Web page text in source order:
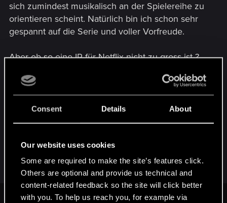
Consent Details About
Our website uses cookies
Some are required to make the site’s features click.
Others are optional and provide us technical and
content-related feedback so the site will click better
with you. To help us reach you, for example via
sich zumindest musikalisch an der Spielereihe zu
orientieren scheint. Natürlich bin ich schon sehr
gespannt auf die Serie und voller Vorfreude.
Aber ob so eine IP für Netflix nicht zu gross ist ?
Mit seinen Eigenproduktionen hat Netflix mich
jedenfalls nicht überzeugen können, aber
bekannterweise will man bei Netflix mit dem
Hexer ja ein eigenes Game Of Thrones aufziehen,
Budget und Ernst an die Sache geht. Ich lass mich
überraschen.
First Prev 5 of 5